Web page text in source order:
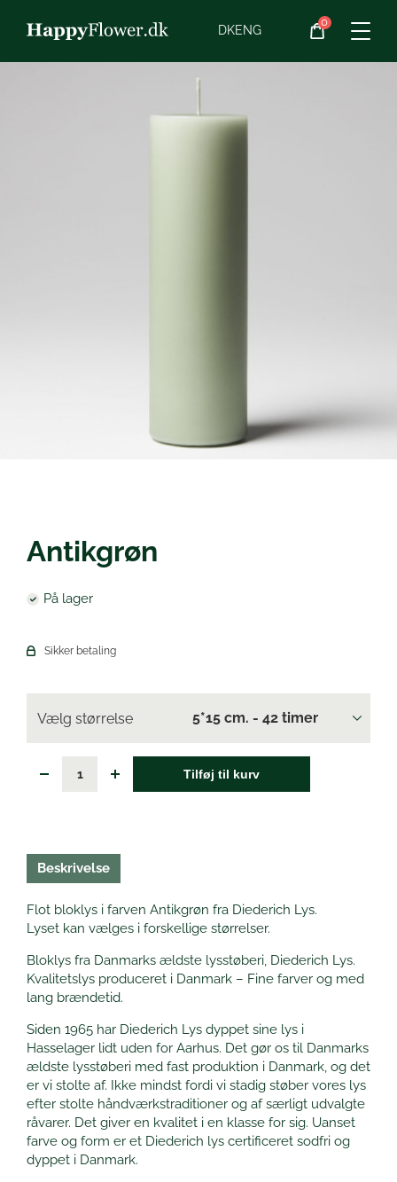
Blomster
Blomster­abonnement
DKENG
0
Antikgrøn
På lager
Sikker betaling
Vælg størrelse
Tilføj til kurv
Beskrivelse
Flot bloklys i farven Antikgrøn fra Diederich Lys.
Lyset kan vælges i forskellige størrelser.
Bloklys fra Danmarks ældste lysstøberi, Diederich Lys.
Kvalitetslys produceret i Danmark – Fine farver og med
lang brændetid.
Siden 1965 har Diederich Lys dyppet sine lys i
Hasselager lidt uden for Aarhus. Det gør os til Danmarks
ældste lysstøberi med fast produktion i Danmark, og det
er vi stolte af. Ikke mindst fordi vi stadig støber vores lys
efter stolte håndværkstraditioner og af særligt udvalgte
råvarer. Det giver en kvalitet i en klasse for sig. Uanset
farve og form er et Diederich lys certificeret sodfri og
dyppet i Danmark.